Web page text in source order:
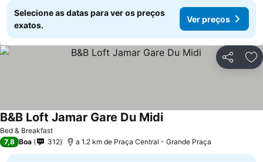
Selecione as datas para ver os preços
exatos.
Ver preços
Partilhar
Bed & Breakfast
B&B Loft Jamar Gare Du Midi
7,8 Boa 312 a 1.2 km de Praça Central - Grande Praça